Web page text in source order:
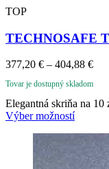
TOP
TECHNOSAFE
377,20 € – 404,88 €Price
Tovar je dostupný skladom
Elegantná skriňa na 10
Výber možností